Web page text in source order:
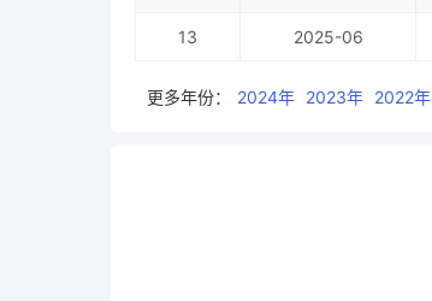
13 2025-06
更多年份： 2024年 2023年 2022年